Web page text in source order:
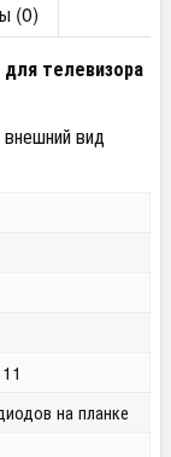
(0)
телевизора
внешний вид
на планке